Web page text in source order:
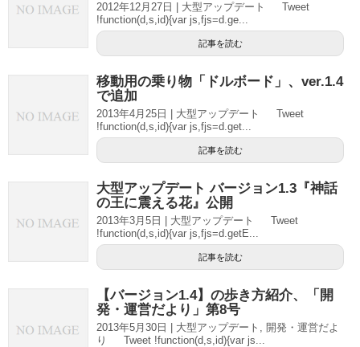
2012年12月27日 | 大型アップデート Tweet
!function(d,s,id){var js,fjs=d.ge...
記事を読む
移動用の乗り物「ドルボード」、ver.1.4
で追加
2013年4月25日 | 大型アップデート Tweet
!function(d,s,id){var js,fjs=d.get...
記事を読む
大型アップデート バージョン1.3『神話
の王に震える花』公開
2013年3月5日 | 大型アップデート Tweet
!function(d,s,id){var js,fjs=d.getE...
記事を読む
【バージョン1.4】の歩き方紹介、「開
発・運営だより」第8号
2013年5月30日 | 大型アップデート, 開発・運営だよ
り Tweet !function(d,s,id){var js...